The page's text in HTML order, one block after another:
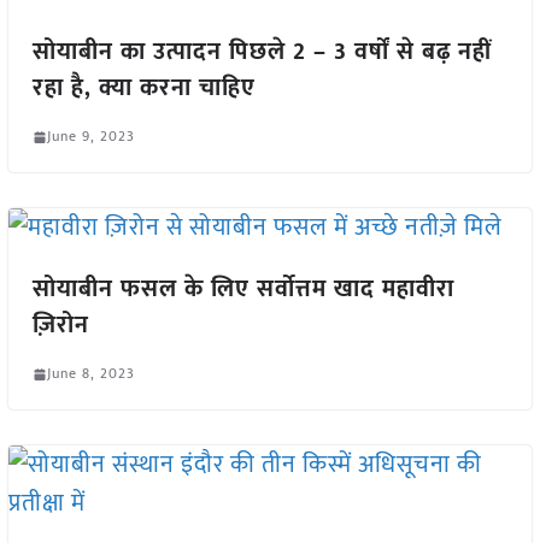
सोयाबीन का उत्पादन पिछले 2 – 3 वर्षों से बढ़ नहीं
रहा है, क्या करना चाहिए
June 9, 2023
सोयाबीन फसल के लिए सर्वोत्तम खाद महावीरा
ज़िरोन
June 8, 2023